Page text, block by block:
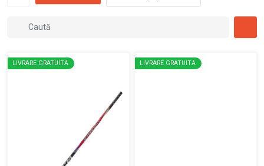
LIVRARE GRATUITĂ LIVRARE GRATUITĂ